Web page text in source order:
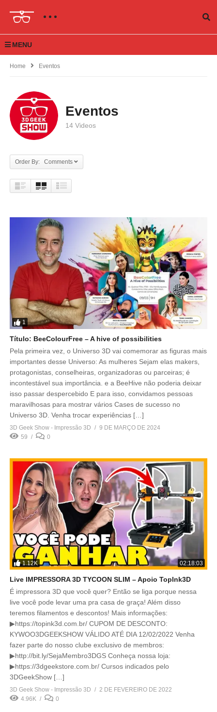
MENU
Home Eventos
Eventos
14 Videos
Order By: Comments
1
Título: BeeColourFree – A hive of possibilities
Pela primeira vez, o Universo 3D vai comemorar as figuras mais
importantes desse Universo: As mulheres Sejam elas makers,
protagonistas, conselheiras, organizadoras ou parceiras; é
incontestável sua importância. e a BeeHive não poderia deixar
isso passar despercebido E para isso, convidamos pessoas
maravilhosas para mostrar vários Cases de sucesso no
Universo 3D. Venha trocar experiências […]
3D Geek Show - Impressão 3D
9 DE MARÇO DE 2024
59
0
1.12K 02:18:03
Live IMPRESSORA 3D TYCOON SLIM – Apoio TopInk3D
É impressora 3D que você quer? Então se liga porque nessa
live você pode levar uma pra casa de graça! Além disso
teremos filamentos e descontos! Mais informações:
▶https://topink3d.com.br/ CUPOM DE DESCONTO:
KYWOO3DGEEKSHOW VÁLIDO ATÉ DIA 12/02/2022 Venha
fazer parte do nosso clube exclusivo de membros:
▶http://bit.ly/SejaMembro3DGS Conheça nossa loja:
▶https://3dgeekstore.com.br/ Cursos indicados pelo
3DGeekShow […]
3D Geek Show - Impressão 3D
2 DE FEVEREIRO DE 2022
4.96K
0